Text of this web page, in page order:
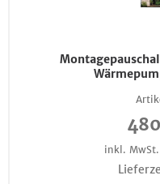
inkl. MwSt.